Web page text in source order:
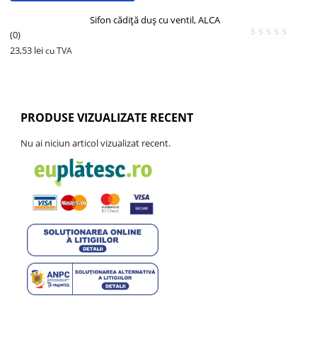
Sifon cădiță duș cu ventil, ALCA
(0)
23,53 lei cu TVA
PRODUSE VIZUALIZATE RECENT
Nu ai niciun articol vizualizat recent.